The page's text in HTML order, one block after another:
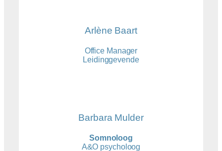
Arlène Baart
Office Manager
Leidinggevende
Barbara Mulder
Somnoloog
A&O psycholoog